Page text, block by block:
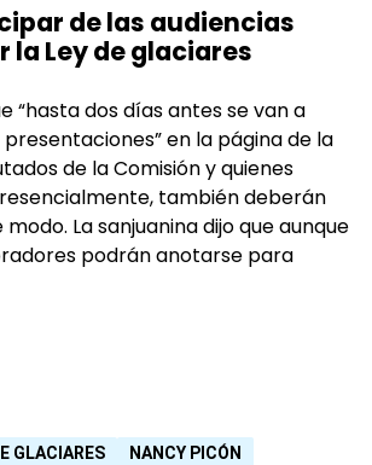
de las audiencias
la Ley de glaciares
“hasta dos días antes se van a
en la página de la
de la Comisión y quienes
también deberán
La sanjuanina dijo que aunque
podrán anotarse para
GLACIARES
NANCY PICÓN